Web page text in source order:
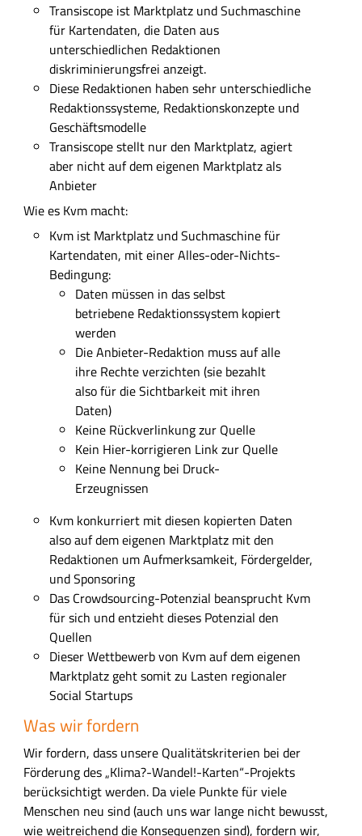
u
b
i
t
e
n
Transiscope ist Marktplatz und Suchmaschine
für Kartendaten, die Daten aus
unterschiedlichen Redaktionen
diskriminierungsfrei anzeigt.
Diese Redaktionen haben sehr unterschiedliche
Redaktionssysteme, Redaktionskonzepte und
Geschäftsmodelle
Transiscope stellt nur den Marktplatz, agiert
aber nicht auf dem eigenen Marktplatz als
Anbieter
Wie es Kvm macht:
Kvm ist Marktplatz und Suchmaschine für
Kartendaten, mit einer Alles-oder-Nichts-
Bedingung:
Daten müssen in das selbst
betriebene Redaktionssystem kopiert
werden
Die Anbieter-Redaktion muss auf alle
ihre Rechte verzichten (sie bezahlt
also für die Sichtbarkeit mit ihren
Daten)
Keine Rückverlinkung zur Quelle
Kein Hier-korrigieren Link zur Quelle
Keine Nennung bei Druck-
Erzeugnissen
Kvm konkurriert mit diesen kopierten Daten
also auf dem eigenen Marktplatz mit den
Redaktionen um Aufmerksamkeit, Fördergelder,
und Sponsoring
Das Crowdsourcing-Potenzial beansprucht Kvm
für sich und entzieht dieses Potenzial den
Quellen
Dieser Wettbewerb von Kvm auf dem eigenen
Marktplatz geht somit zu Lasten regionaler
Social Startups
Was wir fordern
Wir fordern, dass unsere Qualitätskriterien bei der
Förderung des „Klima?-Wandel!-Karten“-Projekts
berücksichtigt werden. Da viele Punkte für viele
Menschen neu sind (auch uns war lange nicht bewusst,
wie weitreichend die Konsequenzen sind), fordern wir,